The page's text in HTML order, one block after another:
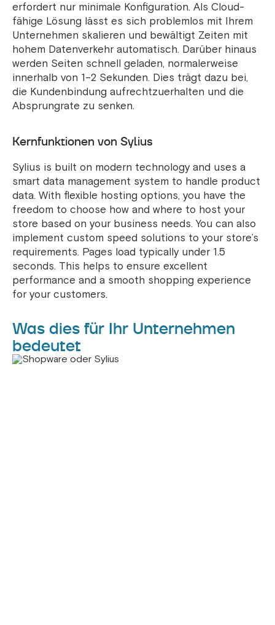
erfordert nur minimale Konfiguration. Als Cloud-
fähige Lösung lässt es sich problemlos mit Ihrem
Unternehmen skalieren und bewältigt Zeiten mit
hohem Datenverkehr automatisch. Darüber hinaus
werden Seiten schnell geladen, normalerweise
innerhalb von 1–2 Sekunden. Dies trägt dazu bei,
die Kundenbindung aufrechtzuerhalten und die
Absprungrate zu senken.
Kernfunktionen von Sylius
Sylius is built on modern technology and uses a
smart data management system to handle product
data. With flexible hosting options, you have the
freedom to choose how and where to host your
store based on your business needs. You can also
implement custom speed solutions to your store’s
requirements. Pages load typically under 1.5
seconds. This helps to ensure excellent
performance and a smooth shopping experience
for your customers.
Was dies für Ihr Unternehmen
bedeutet